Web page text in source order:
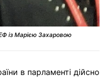
із Марією Захаровою
в парламенті дійсно